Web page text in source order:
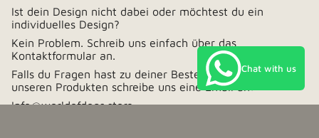
Ist dein Design nicht dabei oder möchtest du ein
individuelles Design?
Kein Problem. Schreib uns einfach über das
Kontaktformular an.
Falls du Fragen hast zu deiner Bestellung oder zu
unseren Produkten schreibe uns eine Email an:
Info@worldofdogs.store
Chat with us